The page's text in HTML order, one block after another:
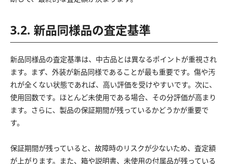
3.2. 新品同様品の査定基準
新品同様品の査定基準は、中古品とは異なるポイントが重視され
ます。まず、外装が新品同様であることが最も重要です。傷や汚
れが全くない状態であれば、高い評価を受けやすいです。次に、
使用回数です。ほとんど未使用である場合、その分評価が高まり
ます。さらに、製品の保証期間が残っているかどうかが重要で
す。
保証期間が残っていると、故障時のリスクが少ないため、査定額
が上がります。また、箱や説明書、未使用の付属品が残っている